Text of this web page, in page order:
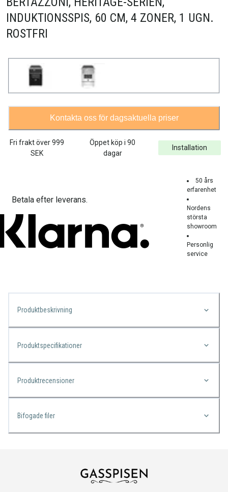
INDUKTIONSSPIS, 60 CM, 4 ZONER, 1 UGN.
ROSTFRI
Kontakta oss för dagsaktuella priser
Fri frakt över999
SEK
Öppet köp i 90
dagar
Installation
Betala efter leverans.
50 års
erfarenhet
Nordens
största
showroom
Personlig
service
Produktbeskrivning
Produktspecifikationer
Produktrecensioner
Bifogade filer